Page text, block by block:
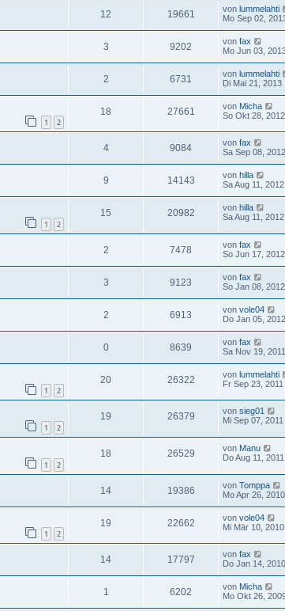
12 19661 von lummelahti
Mo Sep 02,
3 9202 von fax
Mo Jun 03,
2 6731 von lummelahti
Di Mai 21, 2013
1 2
18 27661 von Micha
So Okt 28,
4 9084 von fax
Sa Sep 08,
9 14143 von hilla
Sa Aug 11,
1 2
15 20982 von hilla
Sa Aug 11,
2 7478 von fax
So Jun 17,
3 9123 von fax
So Jan 08,
2 6913 von vole04
Do Jan 05,
0 8639 von fax
Sa Nov 19,
1 2
20 26322 von lummelahti
Fr Sep 23,
1 2
19 26379 von sieg01
Mi Sep 07,
1 2
18 26529 von Manu
Do Aug 11,
14 19386 von Tomppa
Mo Apr 26,
1 2
19 22662 von vole04
Mi Mär 10,
14 17797 von fax
Do Jan 14,
1 6202 von Micha
Mo Okt 26,